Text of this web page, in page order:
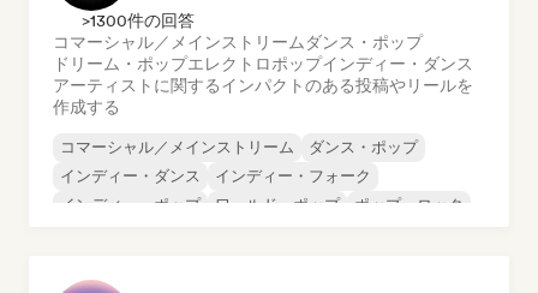
>1300件の回答
コマーシャル／メインストリーム ダンス・ポップ
ドリーム・ポップエレクトロポップインディー・ダンス
アーティストに関するインパクトのある投稿やリールを
作成する
コマーシャル／メインストリーム
ダンス・ポップ
インディー・ダンス
インディー・フォーク
インディー・ポップ
ワールド・ポップ
ポップ・ロック